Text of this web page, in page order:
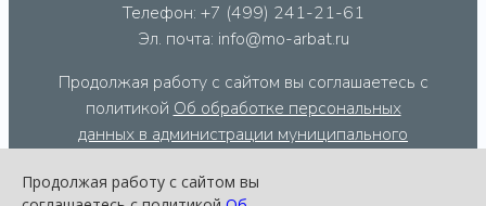
Телефон: +7 (499) 241-21-61
Эл. почта: info@mo-arbat.ru
Продолжая работу с сайтом вы соглашаетесь с
политикой Об обработке персональных
данных в администрации муниципального
использует cookie-файлы и сервис веб-
Продолжая работу с сайтом вы